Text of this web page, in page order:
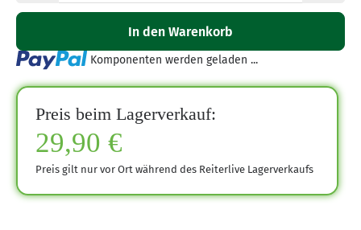
In den Warenkorb
Loading... Komponenten werden geladen ...
Preis beim Lagerverkauf:
29,90 €
Preis gilt nur vor Ort während des Reiterlive Lagerverkaufs